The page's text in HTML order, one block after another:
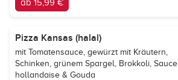
ab 15,99 €
Pizza Kansas (halal)
mit Tomatensauce, gewürzt mit Kräutern,
Schinken, grünem Spargel, Brokkoli, Sauce
hollandaise & Gouda